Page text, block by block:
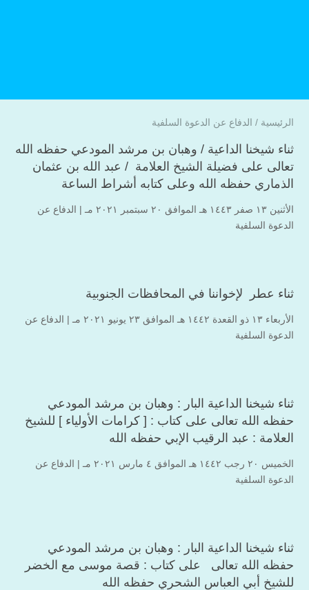
الرئيسية / الدفاع عن الدعوة السلفية
ثناء شيخنا الداعية / وهبان بن مرشد المودعي حفظه الله
تعالى على فضيلة الشيخ العلامة / عبد الله بن عثمان
الذماري حفظه الله وعلى كتابه أشراط الساعة
الأثنين ۱۳ صفر ۱٤٤۳ هـ الموافق ۲۰ سبتمبر ۲۰۲۱ مـ |
الدفاع عن
الدعوة السلفية
ثناء عطر لإخواننا في المحافظات الجنوبية
الأربعاء ۱۳ ذو القعدة ۱٤٤۲ هـ الموافق ۲۳ يونيو ۲۰۲۱ مـ |
الدفاع عن
الدعوة السلفية
ثناء شيخنا الداعية البار : وهبان بن مرشد المودعي
حفظه الله تعالى على كتاب : [ كرامات الأولياء ] للشيخ
العلامة : عبد الرقيب الإبي حفظه الله
الخميس ۲۰ رجب ۱٤٤۲ هـ الموافق ٤ مارس ۲۰۲۱ مـ |
الدفاع عن
الدعوة السلفية
ثناء شيخنا الداعية البار : وهبان بن مرشد المودعي
حفظه الله تعالى على كتاب : قصة موسى مع الخضر
للشيخ أبي العباس الشحري حفظه الله